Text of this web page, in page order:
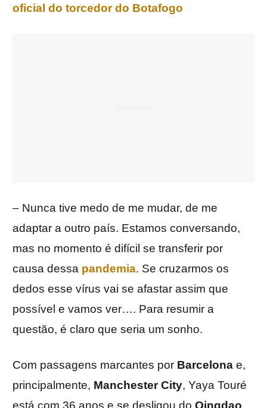
– Nunca tive medo de me mudar, de me
adaptar a outro país. Estamos conversando,
mas no momento é difícil se transferir por
causa dessa pandemia. Se cruzarmos os
dedos esse vírus vai se afastar assim que
possível e vamos ver…. Para resumir a
questão, é claro que seria um sonho.
Com passagens marcantes por Barcelona e,
principalmente, Manchester City, Yaya Touré